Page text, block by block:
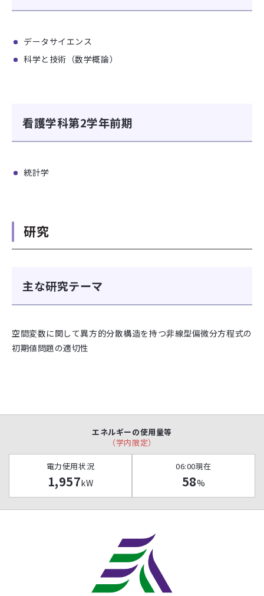
データサイエンス
科学と技術（数学概論）
看護学科第2学年前期
統計学
研究
主な研究テーマ
空間変数に関して異方的分散構造を持つ非線型偏微分方程式の
初期値問題の適切性
エネルギーの使用量等
（学内限定）
電力使用状況
1,957kW
06:00現在
58%